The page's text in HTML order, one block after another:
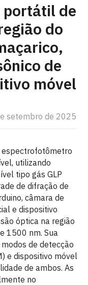
de
do
de
móvel
setembro de 2025
espectrofotômetro
utilizando
tipo gás GLP
de difração de
câmara de
e dispositivo
óptica na região
1500 nm. Sua
de detecção
e dispositivo móvel
de ambos. As
no